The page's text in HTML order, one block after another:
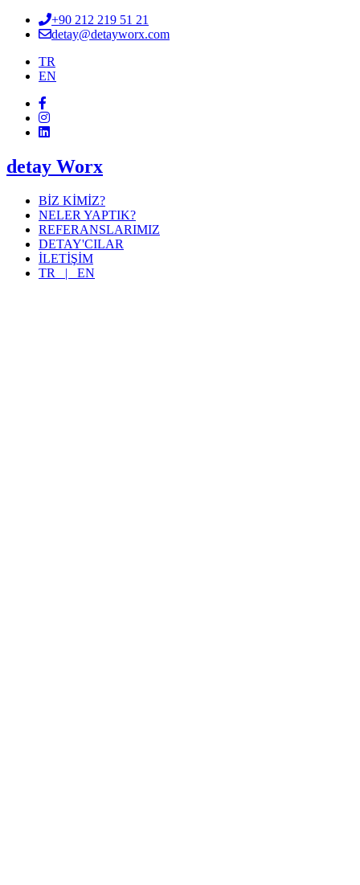
+90 212 219 51 21
detay@detayworx.com
TR
EN
detay Worx
BİZ KİMİZ?
NELER YAPTIK?
REFERANSLARIMIZ
DETAY'CILAR
İLETİŞİM
TR | EN